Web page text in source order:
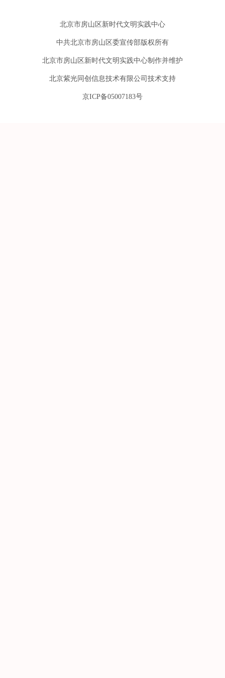
北京市房山区新时代文明实践中心
中共北京市房山区委宣传部版权所有
北京市房山区新时代文明实践中心制作并维护
北京紫光同创信息技术有限公司技术支持
京ICP备05007183号